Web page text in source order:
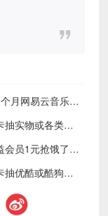
老师领9个月网易云音乐会员
联通王卡抽实物或各类会员等
移动权益会员1元抢饿了么月卡
联通王卡抽优酷或酷狗会员等